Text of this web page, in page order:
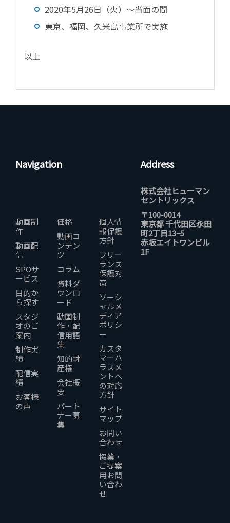
2020年5月26日（火）～当面の間
東京、福岡、久米島事業所で実施
以上
Navigation
動画制
作
動画配
信
SPOサ
ービス
目的か
ら探す
スタジ
オのご
案内
制作実
績
配信実
績
お客様
の声
価格
動画コ
ンテン
ツ
コラム
資料ダ
ウンロ
ード
動画制
作・配
信用語
集
知的財
産権
会社概
要
パート
ナー募
集
個人情
報保護
方針
フリー
ランス
保護対
策
ソーシ
ャルメ
ディア
ポリシ
ー
カスタ
マーハ
ラスメ
ントへ
の対応
方針
サイト
マップ
お問い
合わせ
協業・
ご提案
用お問
い合わ
せ
Address
株式会社ヒューマン
セントリックス
〒100-0014
東京都 千代田区永田
町2丁目13−5
赤坂エイトワンビル
1F